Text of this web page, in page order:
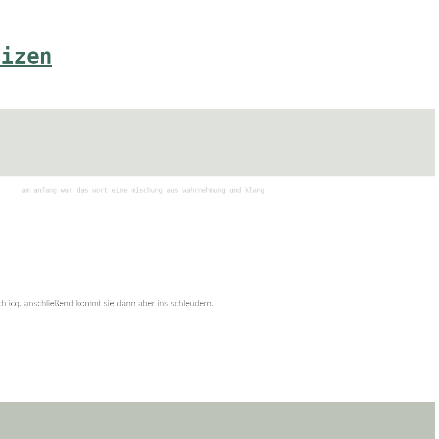
am anfang war das wort eine mischung aus wahrnehmung und klang
icq. anschließend kommt sie dann aber ins schleudern.